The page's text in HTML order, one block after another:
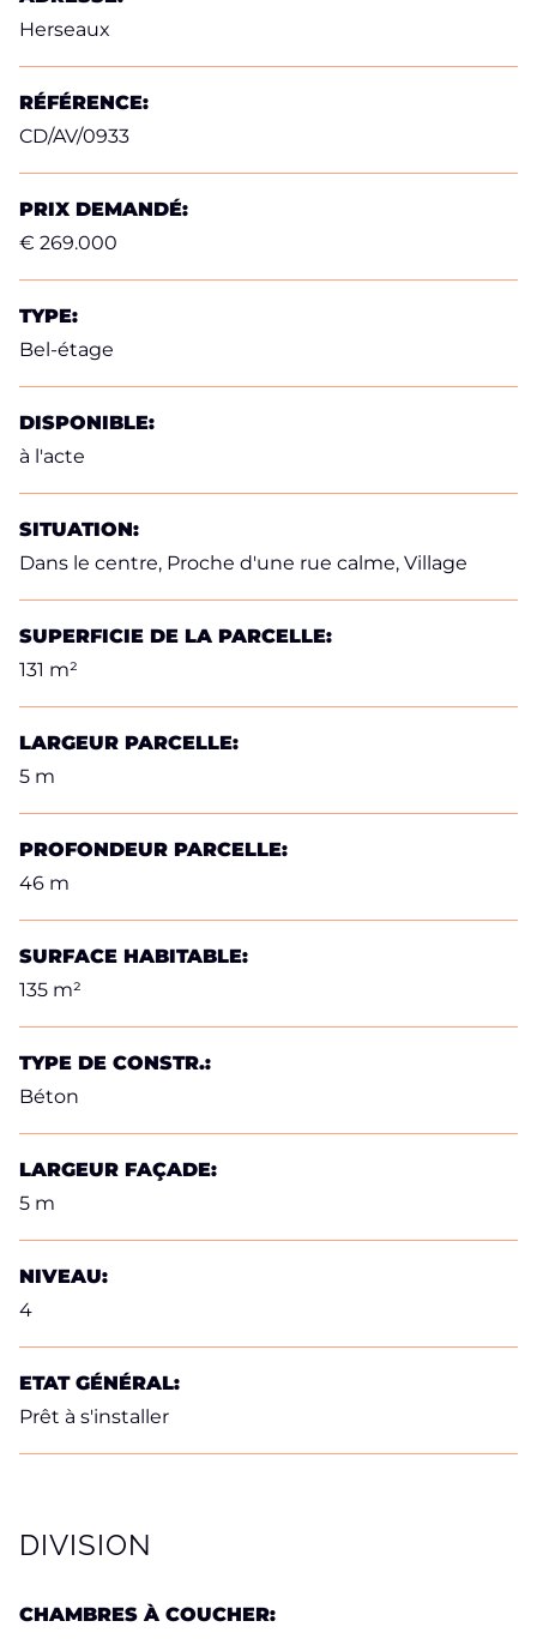
Herseaux
RÉFÉRENCE:
CD/AV/0933
PRIX DEMANDÉ:
€ 269.000
TYPE:
Bel-étage
DISPONIBLE:
à l'acte
SITUATION:
Dans le centre, Proche d'une rue calme, Village
SUPERFICIE DE LA PARCELLE:
131 m²
LARGEUR PARCELLE:
5 m
PROFONDEUR PARCELLE:
46 m
SURFACE HABITABLE:
135 m²
TYPE DE CONSTR.:
Béton
LARGEUR FAÇADE:
5 m
NIVEAU:
4
ETAT GÉNÉRAL:
Prêt à s'installer
DIVISION
CHAMBRES À COUCHER: